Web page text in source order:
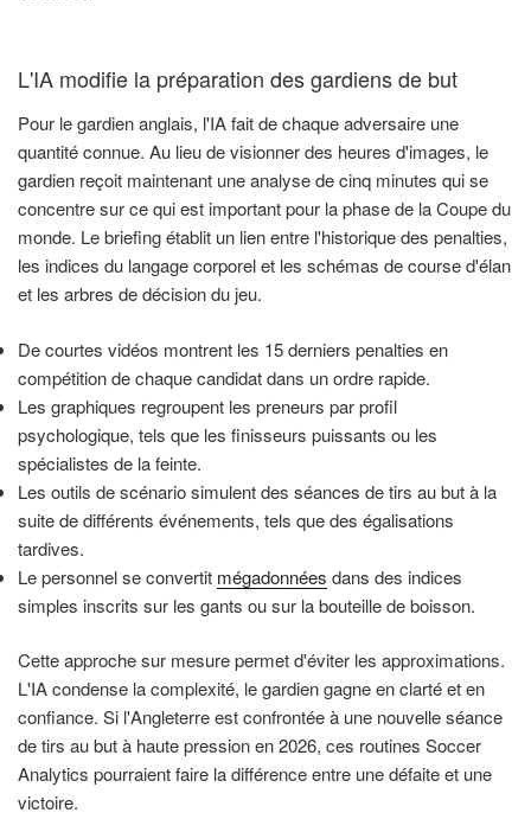
L'IA modifie la préparation des gardiens de but
Pour le gardien anglais, l'IA fait de chaque adversaire une
quantité connue. Au lieu de visionner des heures d'images, le
gardien reçoit maintenant une analyse de cinq minutes qui se
concentre sur ce qui est important pour la phase de la Coupe du
monde. Le briefing établit un lien entre l'historique des penalties,
les indices du langage corporel et les schémas de course d'élan
et les arbres de décision du jeu.
De courtes vidéos montrent les 15 derniers penalties en
compétition de chaque candidat dans un ordre rapide.
Les graphiques regroupent les preneurs par profil
psychologique, tels que les finisseurs puissants ou les
spécialistes de la feinte.
Les outils de scénario simulent des séances de tirs au but à la
suite de différents événements, tels que des égalisations
tardives.
Le personnel se convertit mégadonnées dans des indices
simples inscrits sur les gants ou sur la bouteille de boisson.
Cette approche sur mesure permet d'éviter les approximations.
L'IA condense la complexité, le gardien gagne en clarté et en
confiance. Si l'Angleterre est confrontée à une nouvelle séance
de tirs au but à haute pression en 2026, ces routines Soccer
Analytics pourraient faire la différence entre une défaite et une
victoire.